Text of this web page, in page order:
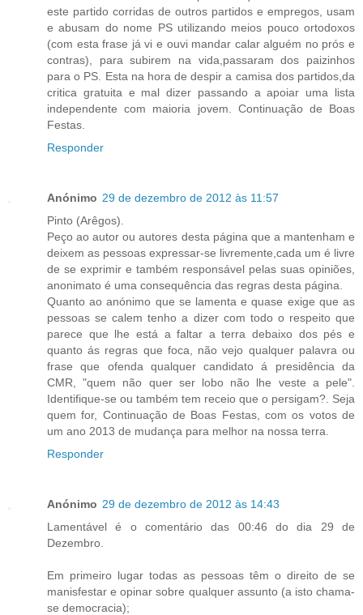
este partido corridas de outros partidos e empregos, usam
e abusam do nome PS utilizando meios pouco ortodoxos
(com esta frase já vi e ouvi mandar calar alguém no prós e
contras), para subirem na vida,passaram dos paizinhos
para o PS. Esta na hora de despir a camisa dos partidos,da
critica gratuita e mal dizer passando a apoiar uma lista
independente com maioria jovem. Continuação de Boas
Festas.
Responder
Anónimo 29 de dezembro de 2012 às 11:57
Pinto (Arêgos).
Peço ao autor ou autores desta página que a mantenham e
deixem as pessoas expressar-se livremente,cada um é livre
de se exprimir e também responsável pelas suas opiniões,
anonimato é uma consequência das regras desta página.
Quanto ao anónimo que se lamenta e quase exige que as
pessoas se calem tenho a dizer com todo o respeito que
parece que lhe está a faltar a terra debaixo dos pés e
quanto ás regras que foca, não vejo qualquer palavra ou
frase que ofenda qualquer candidato á presidência da
CMR, "quem não quer ser lobo não lhe veste a pele".
Identifique-se ou também tem receio que o persigam?. Seja
quem for, Continuação de Boas Festas, com os votos de
um ano 2013 de mudança para melhor na nossa terra.
Responder
Anónimo 29 de dezembro de 2012 às 14:43
Lamentável é o comentário das 00:46 do dia 29 de
Dezembro.
Em primeiro lugar todas as pessoas têm o direito de se
manisfestar e opinar sobre qualquer assunto (a isto chama-
se democracia);